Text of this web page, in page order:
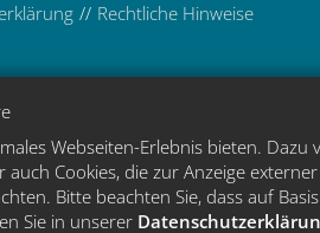
Webseiten-Erlebnis bieten.
Cookies, die zur Anzeige
Bitte beachten Sie, dass auf
Sie in unserer
Rechtliche Hinweise